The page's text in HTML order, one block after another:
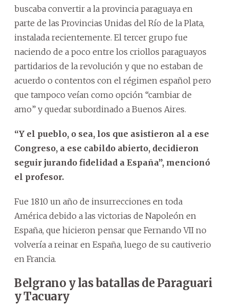
buscaba convertir a la provincia paraguaya en
parte de las Provincias Unidas del Río de la Plata,
instalada recientemente. El tercer grupo fue
naciendo de a poco entre los criollos paraguayos
partidarios de la revolución y que no estaban de
acuerdo o contentos con el régimen español pero
que tampoco veían como opción “cambiar de
amo” y quedar subordinado a Buenos Aires.
“Y el pueblo, o sea, los que asistieron al a ese
Congreso, a ese cabildo abierto, decidieron
seguir jurando fidelidad a España”, mencionó
el profesor.
Fue 1810 un año de insurrecciones en toda
América debido a las victorias de Napoleón en
España, que hicieron pensar que Fernando VII no
volvería a reinar en España, luego de su cautiverio
en Francia.
Belgrano y las batallas de Paraguari
y Tacuary